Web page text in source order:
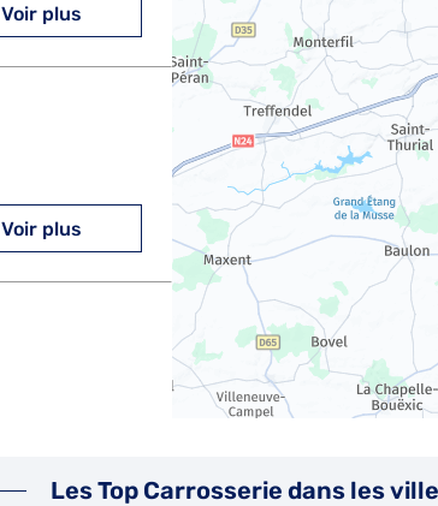
Voir plus
Voir plus
Les Top Carrosserie dans les